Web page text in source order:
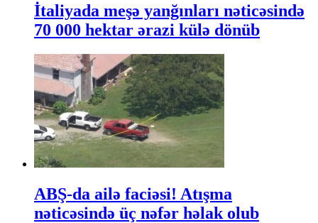
İtaliyada meşə yanğınları nəticəsində
70 000 hektar ərazi külə dönüb
ABŞ-da ailə faciəsi! Atışma
nəticəsində üç nəfər həlak olub